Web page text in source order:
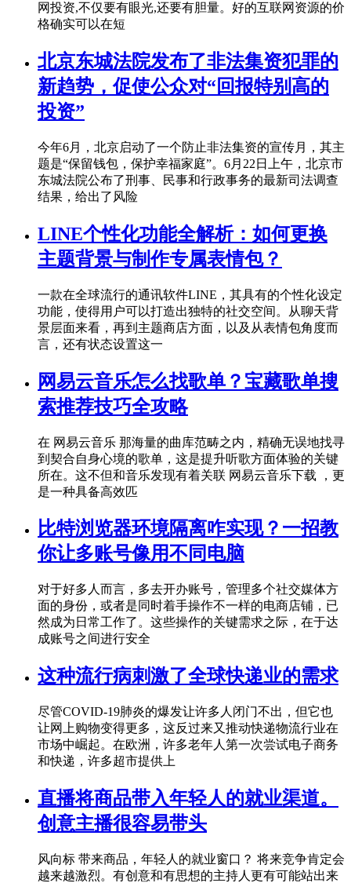
网投资,不仅要有眼光,还要有胆量。好的互联网资源的价
格确实可以在短
北京东城法院发布了非法集资犯罪的
新趋势，促使公众对“回报特别高的
投资”
今年6月，北京启动了一个防止非法集资的宣传月，其主
题是“保留钱包，保护幸福家庭”。6月22日上午，北京市
东城法院公布了刑事、民事和行政事务的最新司法调查
结果，给出了风险
LINE个性化功能全解析：如何更换
主题背景与制作专属表情包？
一款在全球流行的通讯软件LINE，其具有的个性化设定
功能，使得用户可以打造出独特的社交空间。从聊天背
景层面来看，再到主题商店方面，以及从表情包角度而
言，还有状态设置这一
网易云音乐怎么找歌单？宝藏歌单搜
索推荐技巧全攻略
在 网易云音乐 那海量的曲库范畴之内，精确无误地找寻
到契合自身心境的歌单，这是提升听歌方面体验的关键
所在。这不但和音乐发现有着关联 网易云音乐下载 ，更
是一种具备高效匹
比特浏览器环境隔离咋实现？一招教
你让多账号像用不同电脑
对于好多人而言，多去开办账号，管理多个社交媒体方
面的身份，或者是同时着手操作不一样的电商店铺，已
然成为日常工作了。这些操作的关键需求之际，在于达
成账号之间进行安全
这种流行病刺激了全球快递业的需求
尽管COVID-19肺炎的爆发让许多人闭门不出，但它也
让网上购物变得更多，这反过来又推动快递物流行业在
市场中崛起。在欧洲，许多老年人第一次尝试电子商务
和快递，许多超市提供上
直播将商品带入年轻人的就业渠道。
创意主播很容易带头
风向标 带来商品，年轻人的就业窗口？ 将来竞争肯定会
越来越激烈。有创意和有思想的主持人更有可能站出来